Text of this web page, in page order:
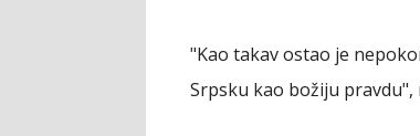
"Kao takav ostao je
Srpsku kao božiju pravdu",